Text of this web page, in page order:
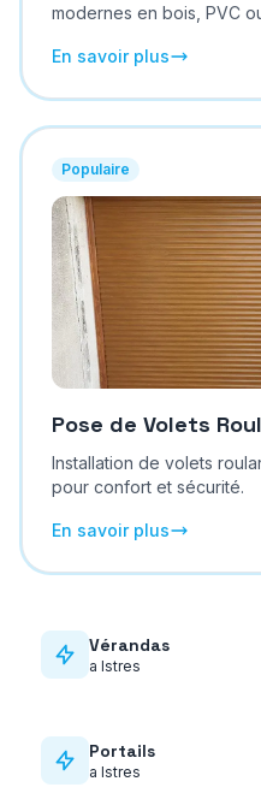
modernes en bois, PVC
En savoir plus
Populaire
Pose de Volets
Installation de volets
pour confort et sécurité.
En savoir plus
Vérandas
a Istres
Portails
a Istres